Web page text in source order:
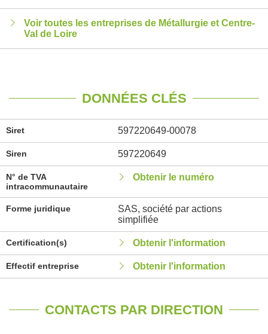
Voir toutes les entreprises de Métallurgie et Centre-
Val de Loire
DONNÉES CLÉS
Siret 597220649-00078
Siren 597220649
N° de TVA
intracommunautaire
Obtenir le numéro
Forme juridique
SAS, société par actions
simplifiée
Certification(s) Obtenir l'information
Effectif entreprise Obtenir l'information
CONTACTS PAR DIRECTION